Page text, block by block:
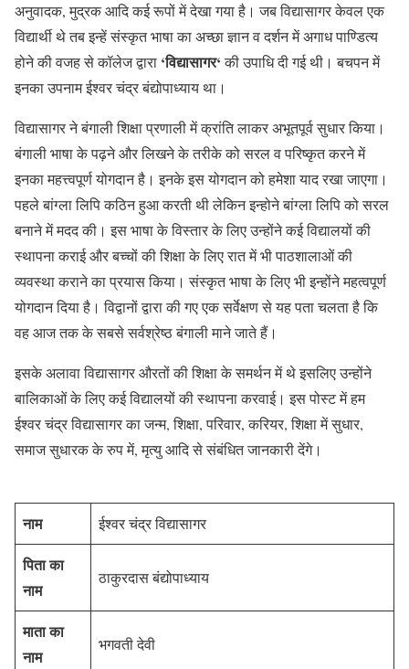
अनुवादक, मुद्रक आदि कई रूपों में देखा गया है। जब विद्यासागर केवल एक
विद्यार्थी थे तब इन्हें संस्कृत भाषा का अच्छा ज्ञान व दर्शन में अगाध पाण्डित्य
होने की वजह से कॉलेज द्वारा ‘विद्यासागर‘की उपाधि दी गई थी। बचपन में
इनका उपनाम ईश्वर चंद्र बंद्योपाध्याय था।
विद्यासागर ने बंगाली शिक्षा प्रणाली में क्रांति लाकर अभूतपूर्व सुधार किया।
बंगाली भाषा के पढ़ने और लिखने के तरीके को सरल व परिष्कृत करने में
इनका महत्त्वपूर्ण योगदान है। इनके इस योगदान को हमेशा याद रखा जाएगा।
पहले बांग्ला लिपि कठिन हुआ करती थी लेकिन इन्होने बांग्ला लिपि को सरल
बनाने में मदद की। इस भाषा के विस्तार के लिए उन्होंने कई विद्यालयों की
स्थापना कराई और बच्चों की शिक्षा के लिए रात में भी पाठशालाओं की
व्यवस्था कराने का प्रयास किया। संस्कृत भाषा के लिए भी इन्होंने महत्वपूर्ण
योगदान दिया है। विद्वानों द्वारा की गए एक सर्वेक्षण से यह पता चलता है कि
वह आज तक के सबसे सर्वश्रेष्ठ बंगाली माने जाते हैं।
इसके अलावा विद्यासागर औरतों की शिक्षा के समर्थन में थे इसलिए उन्होंने
बालिकाओं के लिए कई विद्यालयों की स्थापना करवाई। इस पोस्ट में हम
ईश्वर चंद्र विद्यासागर का जन्म, शिक्षा, परिवार, करियर, शिक्षा में सुधार,
समाज सुधारक के रुप में, मृत्यु आदि से संबंधित जानकारी देंगे।
नाम ईश्वर चंद्र विद्यासागर
पिता का
नाम
ठाकुरदास बंद्योपाध्याय
माता का
नाम
भगवती देवी